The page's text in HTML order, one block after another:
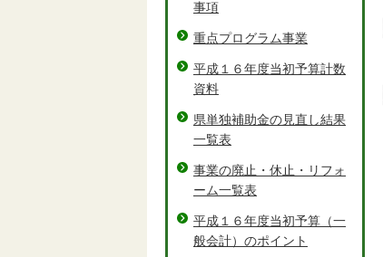
事項
重点プログラム事業
平成１６年度当初予算計数
資料
県単独補助金の見直し結果
一覧表
事業の廃止・休止・リフォ
ーム一覧表
平成１６年度当初予算（一
般会計）のポイント